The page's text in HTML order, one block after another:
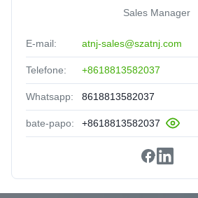
Sales Manager
E-mail: atnj-sales@szatnj.com
Telefone: +8618813582037
Whatsapp: 8618813582037
bate-papo: +8618813582037